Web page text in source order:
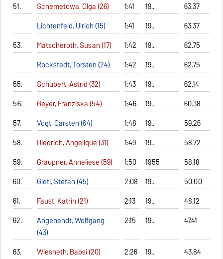
51.
Schemetowa, Olga (26) 1:41 19..
63.37
Lichtenfeld, Ulrich (15)
1:41 19..
63.37
53.
Matscheroth, Susan (17) 1:42 19..
62.75
Rockstedt, Torsten (24)
1:42 19..
62.75
55.
Schubert, Astrid (32) 1:43 19..
62.14
56.
Geyer, Franziska (54) 1:46 19..
60.38
57.
Vogt, Carsten (64) 1:48 19..
59.26
58.
Diedrich, Angelique (31) 1:49 19..
58.72
59.
Graupner, Anneliese (59) 1:50 1955
58.18
60.
Gietl, Stefan (45) 2:08 19..
50.00
61.
Faust, Katrin (21) 2:13 19..
48.12
62.
Angenendt, Wolfgang
(43)
2:15 19.. 47.41
63. Wiesneth, Babsi (20) 2:26 19..
43.84